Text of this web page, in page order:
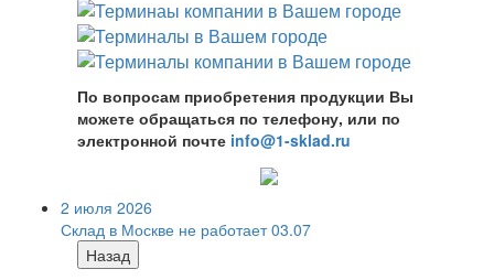
По вопросам приобретения продукции Вы
можете обращаться по телефону, или по
электронной почте info@1-sklad.ru
2 июля 2026
Склад в Москве не работает 03.07
Назад